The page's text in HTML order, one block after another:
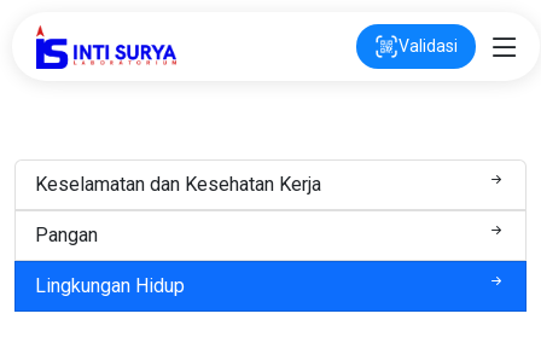
Validasi
Keselamatan dan Kesehatan Kerja
Pangan
Lingkungan Hidup